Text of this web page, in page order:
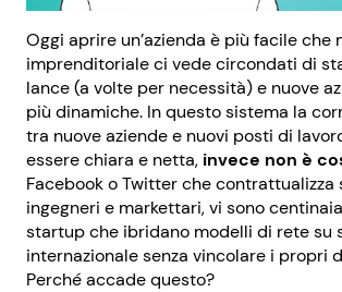
Oggi aprire un’azienda è più facile che
imprenditoriale ci vede circondati di
lance (a volte per necessità) e nuove
più dinamiche. In questo sistema la
tra nuove aziende e nuovi posti di
essere chiara e netta, invece non è
Facebook o Twitter che contrattualizza
ingegneri e markettari, vi sono
startup che ibridano modelli di rete su
internazionale senza vincolare i propri
Perché accade questo?